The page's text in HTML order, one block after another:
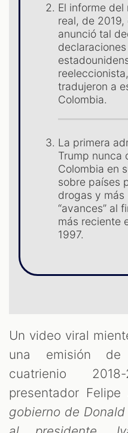
El informe
real, de
anunció tal
tradujeron a
Colombia.
La primera
Trump nunca
Colombia en
sobre países
drogas y
“avances” al
más reciente
1997.
Un video viral
una emisión
cuatrienio
presentador
gobierno de